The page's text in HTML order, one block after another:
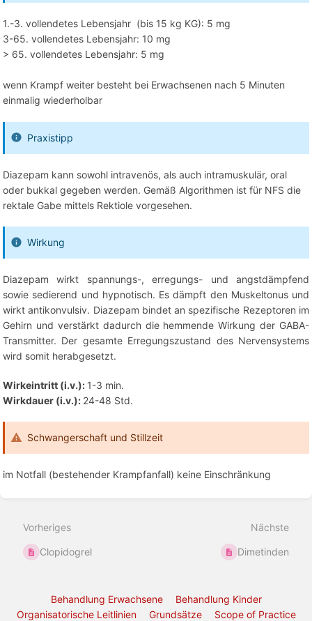
1.-3. vollendetes Lebensjahr (bis 15 kg KG): 5 mg
3-65. vollendetes Lebensjahr: 10 mg
> 65. vollendetes Lebensjahr: 5 mg
wenn Krampf weiter besteht bei Erwachsenen nach 5 Minuten
einmalig wiederholbar
Praxistipp
Diazepam kann sowohl intravenös, als auch intramuskulär, oral
oder bukkal gegeben werden. Gemäß Algorithmen ist für NFS die
rektale Gabe mittels Rektiole vorgesehen.
Wirkung
Diazepam wirkt spannungs-, erregungs- und angstdämpfend
sowie sedierend und hypnotisch. Es dämpft den Muskeltonus und
wirkt antikonvulsiv. Diazepam bindet an spezifische Rezeptoren im
Gehirn und verstärkt dadurch die hemmende Wirkung der GABA-
Transmitter. Der gesamte Erregungszustand des Nervensystems
wird somit herabgesetzt.
Wirkeintritt (i.v.): 1-3 min.
Wirkdauer (i.v.): 24-48 Std.
Schwangerschaft und Stillzeit
im Notfall (bestehender Krampfanfall) keine Einschränkung
Abschnittsauswahlmodus
Vorheriges
Clopidogrel
Nächste
Dimetinden
Behandlung Erwachsene
Behandlung Kinder
Organisatorische Leitlinien
Grundsätze Scope of Practice